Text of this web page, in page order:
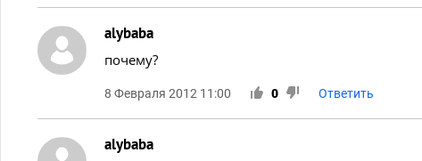
alybaba
почему?
8 Февраля 2012 11:00 0 Ответить
alybaba